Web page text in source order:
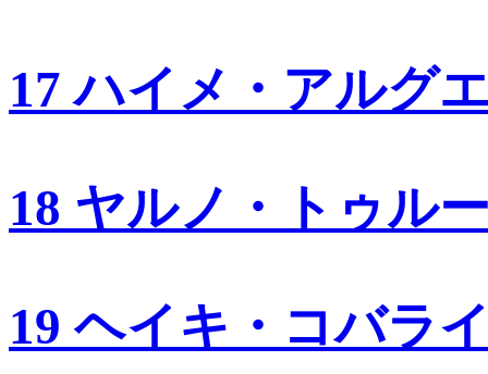
17 ハイメ・アルグ
18 ヤルノ・トゥル
19 ヘイキ・コバラ